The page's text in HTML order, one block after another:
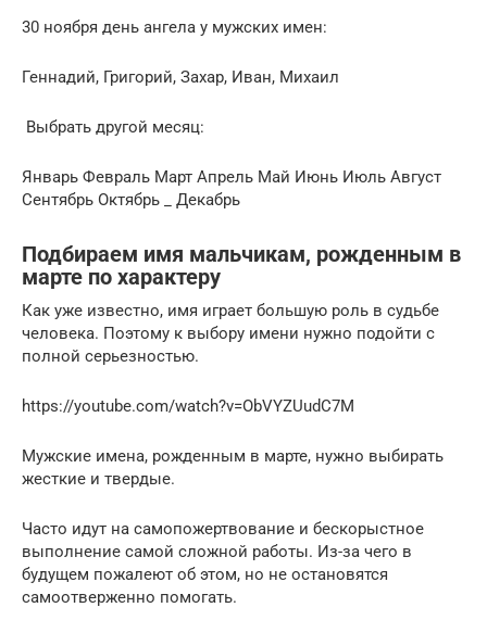
30 ноября день ангела у мужских имен:
Геннадий, Григорий, Захар, Иван, Михаил
Выбрать другой месяц:
Январь Февраль Март Апрель Май Июнь Июль Август
Сентябрь Октябрь _ Декабрь
Подбираем имя мальчикам, рожденным в
марте по характеру
Как уже известно, имя играет большую роль в судьбе
человека. Поэтому к выбору имени нужно подойти с
полной серьезностью.
https://youtube.com/watch?v=ObVYZUudC7M
Мужские имена, рожденным в марте, нужно выбирать
жесткие и твердые.
Часто идут на самопожертвование и бескорыстное
выполнение самой сложной работы. Из-за чего в
будущем пожалеют об этом, но не остановятся
самоотверженно помогать.